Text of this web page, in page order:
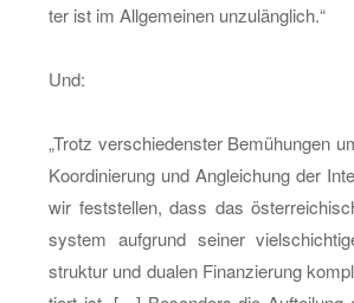
ter ist im All­ge­mei­nen un­zu­läng­lich.“
Und:
„Trotz ver­schie­dens­ter Be­mü­hun­gen
Ko­or­di­nie­rung und An­glei­chung der
wir fest­stel­len, dass das
sys­tem auf­grund sei­ner
struk­tur und dua­len Fi­nan­zie­rung